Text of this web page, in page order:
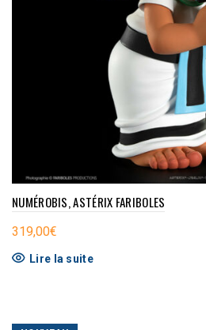
NUMÉROBIS, ASTÉRIX FARIBOLES
319,00€
Lire la suite